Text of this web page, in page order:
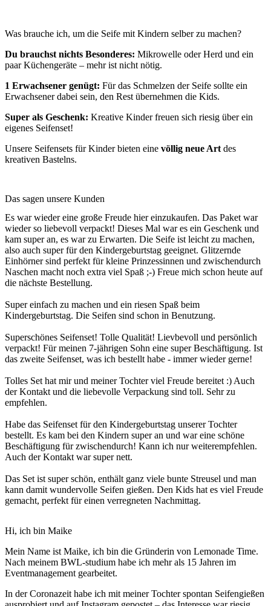
Was brauche ich, um die Seife mit Kindern selber zu machen?
Du brauchst nichts Besonderes: Mikrowelle oder Herd und ein
paar Küchengeräte – mehr ist nicht nötig.
1 Erwachsener genügt: Für das Schmelzen der Seife sollte ein
Erwachsener dabei sein, den Rest übernehmen die Kids.
Super als Geschenk: Kreative Kinder freuen sich riesig über ein
eigenes Seifenset!
Unsere Seifensets für Kinder bieten eine völlig neue Art des
kreativen Bastelns.
Das sagen unsere Kunden
Es war wieder eine große Freude hier einzukaufen. Das Paket war
wieder so liebevoll verpackt! Dieses Mal war es ein Geschenk und
kam super an, es war zu Erwarten. Die Seife ist leicht zu machen,
also auch super für den Kindergeburtstag geeignet. Glitzernde
Einhörner sind perfekt für kleine Prinzessinnen und zwischendurch
Naschen macht noch extra viel Spaß ;-) Freue mich schon heute auf
die nächste Bestellung.
Super einfach zu machen und ein riesen Spaß beim
Kindergeburtstag. Die Seifen sind schon in Benutzung.
Superschönes Seifenset! Tolle Qualität! Lievbevoll und persönlich
verpackt! Für meinen 7-jährigen Sohn eine super Beschäftigung. Ist
das zweite Seifenset, was ich bestellt habe - immer wieder gerne!
Tolles Set hat mir und meiner Tochter viel Freude bereitet :) Auch
der Kontakt und die liebevolle Verpackung sind toll. Sehr zu
empfehlen.
Habe das Seifenset für den Kindergeburtstag unserer Tochter
bestellt. Es kam bei den Kindern super an und war eine schöne
Beschäftigung für zwischendurch! Kann ich nur weiterempfehlen.
Auch der Kontakt war super nett.
Das Set ist super schön, enthält ganz viele bunte Streusel und man
kann damit wundervolle Seifen gießen. Den Kids hat es viel Freude
gemacht, perfekt für einen verregneten Nachmittag.
Hi, ich bin Maike
Mein Name ist Maike, ich bin die Gründerin von Lemonade Time.
Nach meinem BWL-studium habe ich mehr als 15 Jahren im
Eventmanagement gearbeitet.
In der Coronazeit habe ich mit meiner Tochter spontan Seifengießen